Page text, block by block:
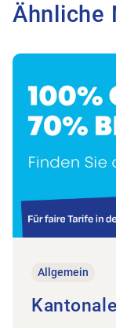
Ähnliche
Allgemein
Zum Beitrag